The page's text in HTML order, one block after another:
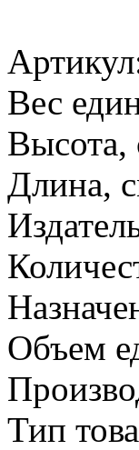
Вес
Высота,
Длина,
Объем
Тип